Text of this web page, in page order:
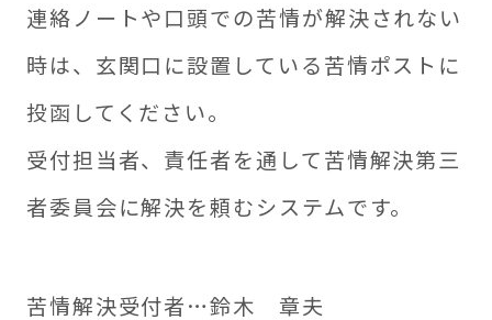
連絡ノートや口頭での苦情が解決されない
時は、玄関口に設置している苦情ポストに
投函してください。
受付担当者、責任者を通して苦情解決第三
者委員会に解決を頼むシステムです。
苦情解決受付者…鈴木 章夫